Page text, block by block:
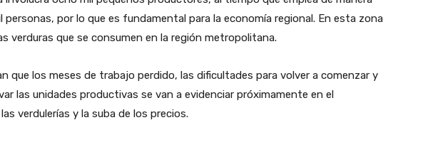
personas, por lo que es fundamental para la economía regional. En esta zona
verduras que se consumen en la región metropolitana.
que los meses de trabajo perdido, las dificultades para volver a comenzar y
las unidades productivas se van a evidenciar próximamente en el
verdulerías y la suba de los precios.